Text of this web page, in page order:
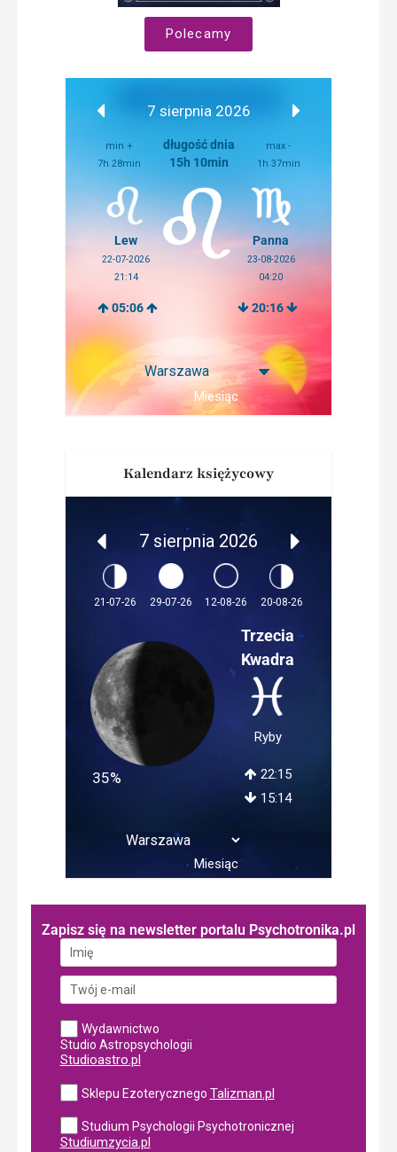
Polecamy
7 sierpnia 2026
min +
7h 28min
długość dnia
15h 10min
max -
1h 37min
Lew
22-07-2026
21:14
Panna
23-08-2026
04:20
05:06 20:16
Miesiąc
Kalendarz księżycowy
7 sierpnia 2026
21-07-26 29-07-26 12-08-26 20-08-26
35%
Trzecia
Kwadra
Ryby
22:15
15:14
Miesiąc
Zapisz się na newsletter portalu Psychotronika.pl
Wydawnictwo
Studio Astropsychologii
Studioastro.pl
Sklepu Ezoterycznego Talizman.pl
Studium Psychologii Psychotronicznej
Studiumzycia.pl